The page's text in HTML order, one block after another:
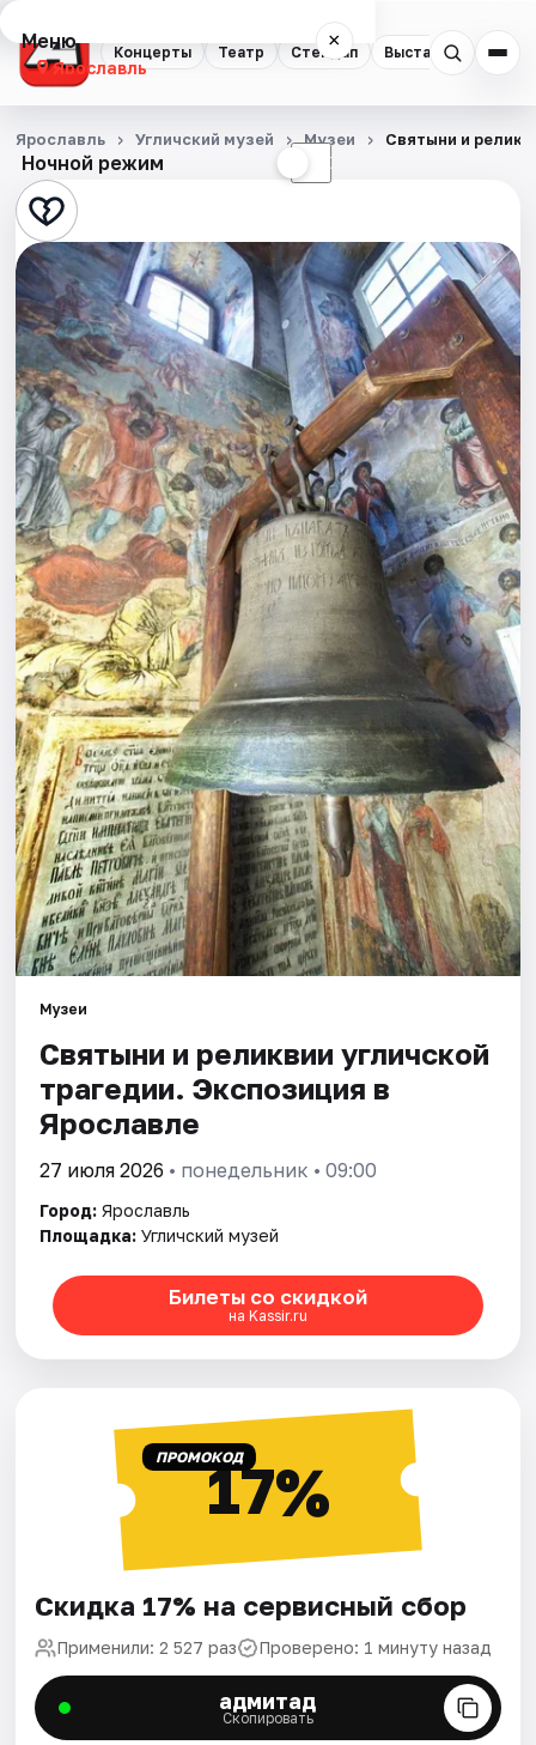
Концерты Театр Стендап Выставки
Меню ×
Ярославль
Концерты
Театр
Стендап
Выставки
Квесты
Экскурсии
События
Города
Площадки
Артисты
Рейтинги
Ночной режим ☾
Ярославль Угличский музей Музеи Святыни и
Музеи
Святыни и реликвии угличской
трагедии. Экспозиция в
Ярославле
27 июля 2026 • понедельник • 09:00
Город: Ярославль
Площадка: Угличский музей
Билеты со скидкой
на Kassir.ru
ПРОМОКОД17%
Скидка 17% на сервисный сбор
Применили: 2 527 раз Проверено: 1 минуту назад
адмитад
Скопировать